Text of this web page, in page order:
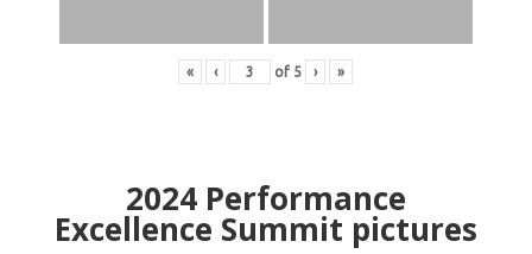
« ‹ of 5 › »
2024Performance
Excellence Summit pictures